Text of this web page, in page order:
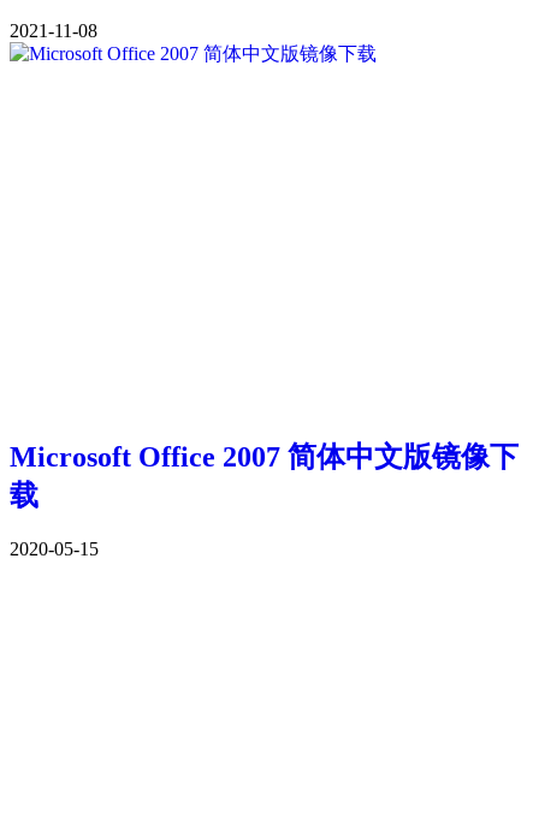
2021-11-08
Microsoft Office 2007 简体中文版镜像下
载
2020-05-15